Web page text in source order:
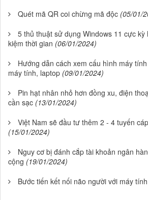
Quét mã QR coi chừng mã độc (05/01/
5 thủ thuật sử dụng Windows 11 cực
kiệm thời gian (06/01/2024)
Hướng dẫn cách xem cấu hình máy
máy tính, laptop (09/01/2024)
Pin hạt nhân nhỏ hơn đồng xu, điện
cần sạc (13/01/2024)
Việt Nam sẽ đầu tư thêm 2 - 4 tuyến
(15/01/2024)
Nguy cơ bị đánh cắp tài khoản ngân
cộng (19/01/2024)
Bước tiến kết nối não người với máy tính